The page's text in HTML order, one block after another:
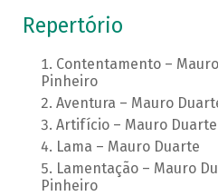
Repertório
Contentamento –
Pinheiro
Aventura – Mauro
Artifício – Mauro
Lama – Mauro Duarte
Lamentação – Mauro
Pinheiro